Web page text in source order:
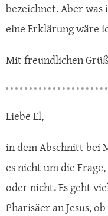
bezeichnet. Aber
eine Erklärung wäre
Mit freundlichen
Liebe El,
in dem Abschnitt bei
es nicht um die
oder nicht. Es geht
Pharisäer an Jesus,